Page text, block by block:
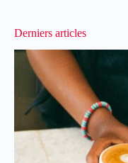
Derniers articles